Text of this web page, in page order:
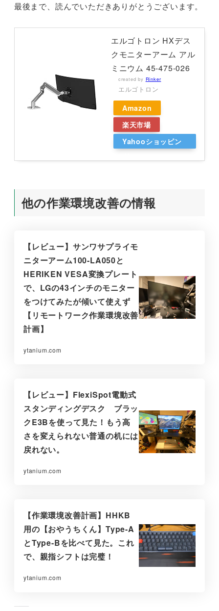
最後まで、読んでいただきありがとうございます。
エルゴトロン HXデス
クモニターアーム アル
ミニウム 45-475-026
created by Rinker
エルゴトロン
Amazon
楽天市場
Yahooショッピン
他の作業環境改善の情報
【レビュー】サンワサプライモ
ニターアーム100-LA050と
HERIKEN VESA変換プレート
で、LGの43インチのモニター
をつけてみたが傾いて使えず
【リモートワーク作業環境改善
計画】
ytanium.com
【レビュー】FlexiSpot電動式
スタンディングデスク ブラッ
クE3Bを使って見た！もう高
さを変えられない普通の机には
戻れない。
ytanium.com
【作業環境改善計画】HHKB
用の【おやうちくん】Type-A
とType-Bを比べて見た。これ
で、親指シフトは完璧！
ytanium.com